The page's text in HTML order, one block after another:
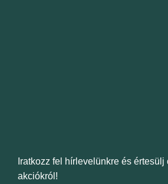
Iratkozz fel hírlevelünkre és értesülj
akciókról!